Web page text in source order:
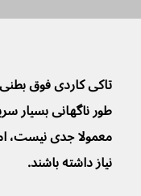
تاکی کاردی فوق
معمولا جدی نیست،
نیاز داشته باشند.